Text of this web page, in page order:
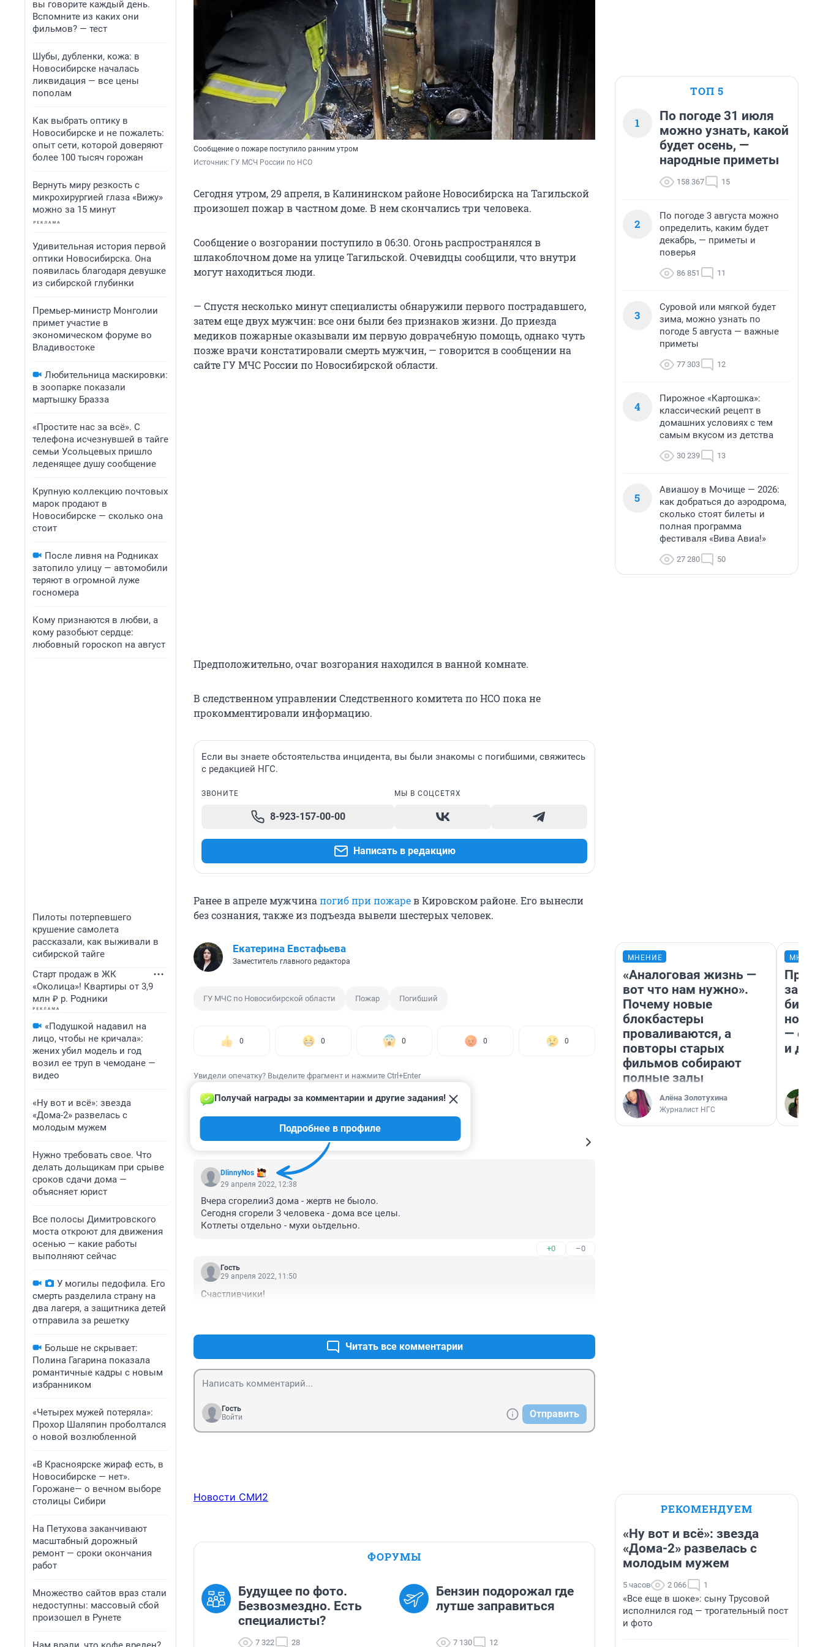
вы говорите каждый день.
Вспомните из каких они
фильмов? — тест
Шубы, дубленки, кожа: в
Новосибирске началась
ликвидация — все цены
пополам
Как выбрать оптику в
Новосибирске и не пожалеть:
опыт сети, которой доверяют
более 100 тысяч горожан
Вернуть миру резкость с
микрохирургией глаза «Вижу»
можно за 15 минут
Удивительная история первой
оптики Новосибирска. Она
появилась благодаря девушке
из сибирской глубинки
Премьер‑министр Монголии
примет участие в
экономическом форуме во
Владивостоке
Любительница маскировки:
в зоопарке показали
мартышку Бразза
«Простите нас за всё». С
телефона исчезнувшей в тайге
семьи Усольцевых пришло
леденящее душу сообщение
Крупную коллекцию почтовых
марок продают в
Новосибирске — сколько она
стоит
После ливня на Родниках
затопило улицу — автомобили
теряют в огромной луже
госномера
Кому признаются в любви, а
кому разобьют сердце:
любовный гороскоп на август
Пилоты потерпевшего
крушение самолета
рассказали, как выживали в
сибирской тайге
Старт продаж в ЖК
«Околица»! Квартиры от 3,9
млн ₽ р. Родники
«Подушкой надавил на
лицо, чтобы не кричала»:
жених убил модель и год
возил ее труп в чемодане —
видео
«Ну вот и всё»: звезда
«Дома-2» развелась с
молодым мужем
Нужно требовать свое. Что
делать дольщикам при срыве
сроков сдачи дома —
объясняет юрист
Все полосы Димитровского
моста откроют для движения
осенью — какие работы
выполняют сейчас
У могилы педофила. Его
смерть разделила страну на
два лагеря, а защитника детей
отправила за решетку
Больше не скрывает:
Полина Гагарина показала
романтичные кадры с новым
избранником
«Четырех мужей потеряла»:
Прохор Шаляпин проболтался
о новой возлюбленной
«В Красноярске жираф есть, в
Новосибирске — нет».
Горожане— о вечном выборе
столицы Сибири
На Петухова заканчивают
масштабный дорожный
ремонт — сроки окончания
работ
Множество сайтов враз стали
недоступны: массовый сбой
произошел в Рунете
Сообщение о пожаре поступило ранним утром
Источник: ГУ МСЧ России по НСО
Сегодня утром, 29 апреля, в Калининском районе Новосибирска на Тагильской
произошел пожар в частном доме. В нем скончались три человека.
Сообщение о возгорании поступило в 06:30. Огонь распространялся в
шлакоблочном доме на улице Тагильской. Очевидцы сообщили, что внутри
могут находиться люди.
— Спустя несколько минут специалисты обнаружили первого пострадавшего,
затем еще двух мужчин: все они были без признаков жизни. До приезда
медиков пожарные оказывали им первую доврачебную помощь, однако чуть
позже врачи констатировали смерть мужчин, — говорится в сообщении на
сайте ГУ МЧС России по Новосибирской области.
Предположительно, очаг возгорания находился в ванной комнате.
В следственном управлении Следственного комитета по НСО пока не
прокомментировали информацию.
Если вы знаете обстоятельства инцидента, вы были знакомы с погибшими, свяжитесь
с редакцией НГС.
ЗВОНИТЕ
8-923-157-00-00
МЫ В СОЦСЕТЯХ
Написать в редакцию
Ранее в апреле мужчина погиб при пожарев Кировском районе. Его вынесли
без сознания, также из подъезда вывели шестерых человек.
Екатерина Евстафьева
Заместитель главного редактора
ГУ МЧС по Новосибирской области Пожар Погибший
0 0 0 0 0
Увидели опечатку? Выделите фрагмент и нажмите Ctrl+Enter
КОММЕНТАРИИ 9
DlinnyNos
Получай награды за комментарии и другие задания!
Подробнее в профиле
29 апреля 2022, 12:38
Вчера сгорелии3 дома - жертв не быоло.
Сегодня сгорели 3 человека - дома все целы.
Котлеты отдельно - мухи оьтдельно.
+0 –0
Гость
29 апреля 2022, 11:50
Счастливчики!
Читать все комментарии
Гость
Войти
Отправить
Новости СМИ2
ФОРУМЫ
Будущее по фото.
Безвозмездно. Есть
специалисты?
7 322 28
Бензин подорожал где
лутше заправиться
7 130 12
ТОП 5
1
По погоде 31 июля
можно узнать, какой
будет осень, —
народные приметы
158 367 15
2
По погоде 3 августа можно
определить, каким будет
декабрь, — приметы и
поверья
86 851 11
3
Суровой или мягкой будет
зима, можно узнать по
погоде 5 августа — важные
приметы
77 303 12
4
Пирожное «Картошка»:
классический рецепт в
домашних условиях с тем
самым вкусом из детства
30 239 13
5
Авиашоу в Мочище — 2026:
как добраться до аэродрома,
сколько стоят билеты и
полная программа
фестиваля «Вива Авиа!»
27 280 50
МНЕНИЕ
«Аналоговая жизнь —
вот что нам нужно».
Почему новые
блокбастеры
проваливаются, а
повторы старых
фильмов собирают
полные залы
Алёна Золотухина
Журналист НГС
— он
и
РЕКОМЕНДУЕМ
«Ну вот и всё»: звезда
«Дома-2» развелась с
молодым мужем
5 часов 2 066 1
«Все еще в шоке»: сыну Трусовой
исполнился год — трогательный пост
и фото